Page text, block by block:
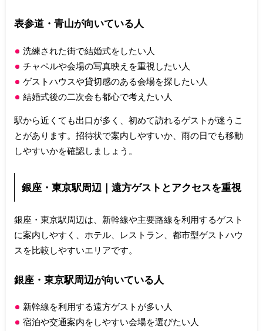
表参道・青山が向いている人
洗練された街で結婚式をしたい人
チャペルや会場の写真映えを重視したい人
ゲストハウスや貸切感のある会場を探したい人
結婚式後の二次会も都心で考えたい人
駅から近くても出口が多く、初めて訪れるゲストが迷うこ
とがあります。招待状で案内しやすいか、雨の日でも移動
しやすいかを確認しましょう。
銀座・東京駅周辺｜遠方ゲストとアクセスを重視
銀座・東京駅周辺は、新幹線や主要路線を利用するゲスト
に案内しやすく、ホテル、レストラン、都市型ゲストハウ
スを比較しやすいエリアです。
銀座・東京駅周辺が向いている人
新幹線を利用する遠方ゲストが多い人
宿泊や交通案内をしやすい会場を選びたい人